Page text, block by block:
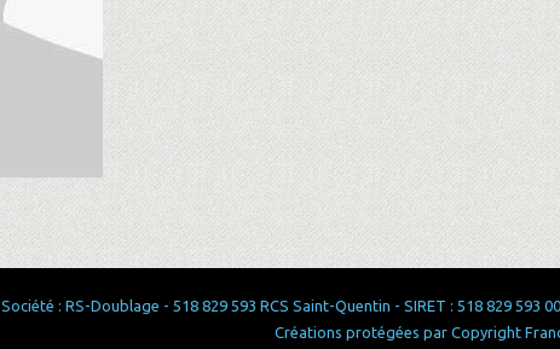
Société : RS-Doublage - 518 829 593 RCS Saint-Quentin - SIRET : 518 829 593
Créations protégées par Copyright